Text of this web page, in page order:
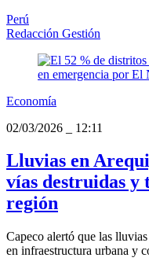
Perú
Redacción Gestión
Economía
02/03/2026
12:11
Lluvias en
vías destruidas y
región
Capeco alertó que las
en infraestructura urbana y